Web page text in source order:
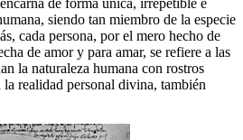
de forma única, irrepetible e
siendo tan miembro de la especie
cada persona, por el mero hecho de
de amor y para amar, se refiere a las
la naturaleza humana con rostros
realidad personal divina, también